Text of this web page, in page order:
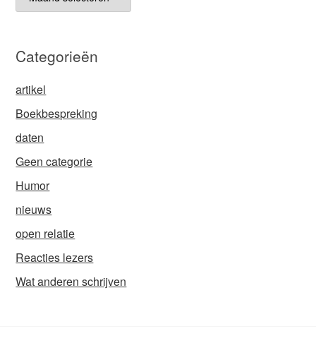
Categorieën
artikel
Boekbespreking
daten
Geen categorie
Humor
nieuws
open relatie
Reacties lezers
Wat anderen schrijven